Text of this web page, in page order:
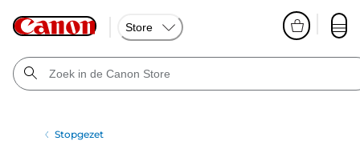
Store
Stopgezet